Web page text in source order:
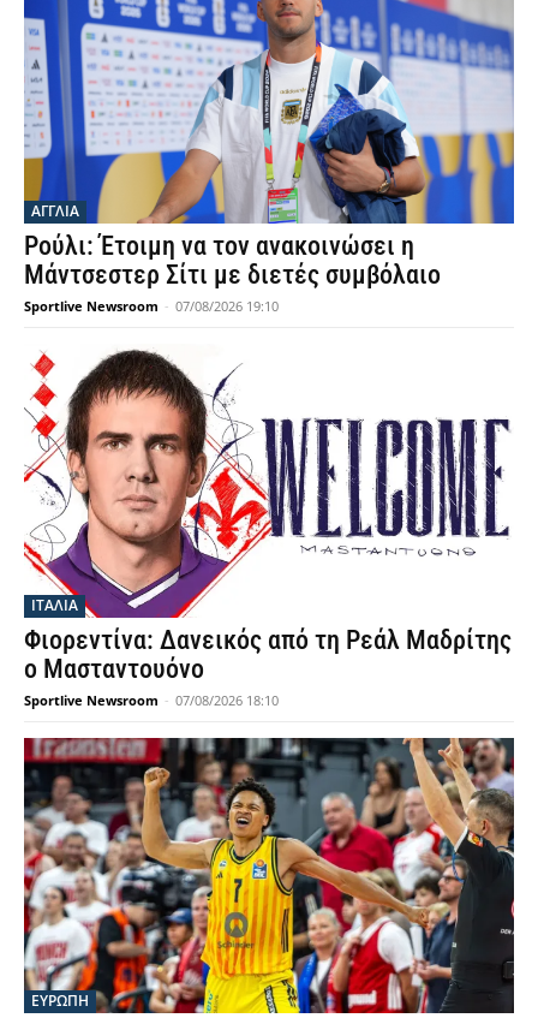
ΑΓΓΛΙΑ
Ρούλι: Έτοιμη να τον ανακοινώσει η
Μάντσεστερ Σίτι με διετές συμβόλαιο
Sportlive Newsroom - 07/08/2026 19:10
ΙΤΑΛΙΑ
Φιορεντίνα: Δανεικός από τη Ρεάλ Μαδρίτης
ο Μασταντουόνο
Sportlive Newsroom - 07/08/2026 18:10
ΕΥΡΩΠΗ